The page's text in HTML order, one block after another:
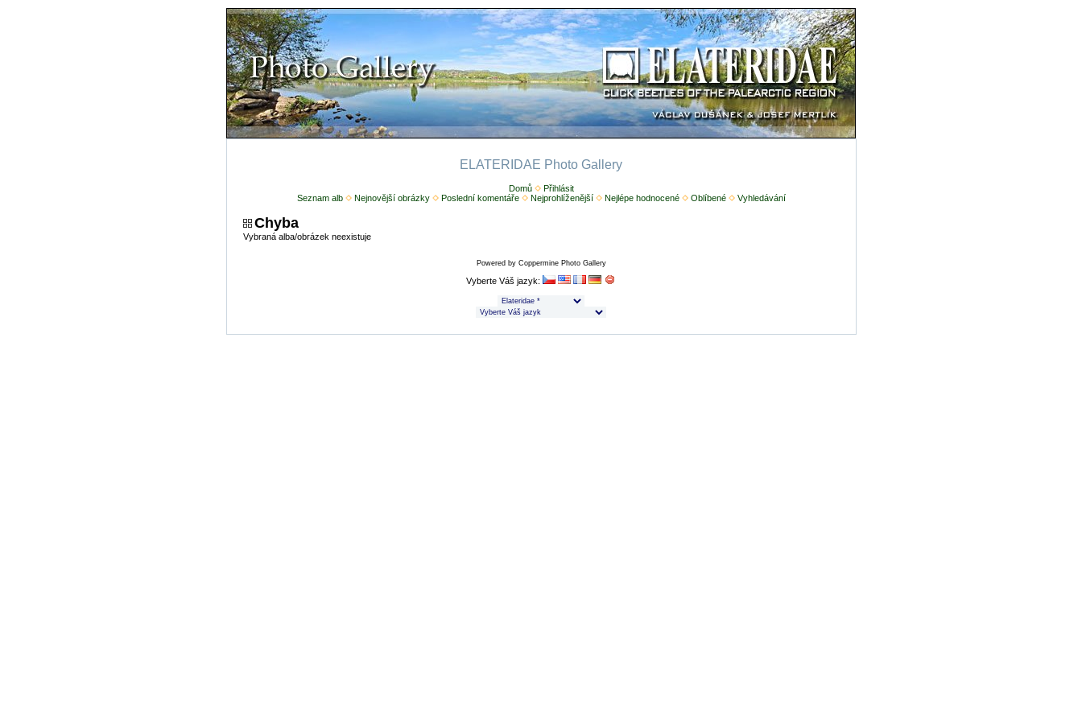
ELATERIDAE Photo Gallery
Domů
Přihlásit
Seznam alb
Nejnovější obrázky Poslední komentáře Nejprohlíženější Nejlépe hodnocené Oblíbené Vyhledávání
Chyba
Vybraná alba/obrázek neexistuje
Powered by Coppermine Photo Gallery
Vyberte Váš jazyk: